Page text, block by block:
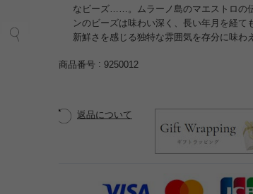
なビーズ……。ムラーノ島のマエストロの
ンのビーズは味わい深く、長い年月を経て
新鮮さを感じる独特な雰囲気を存分に味わ
商品番号 9250012
返品について